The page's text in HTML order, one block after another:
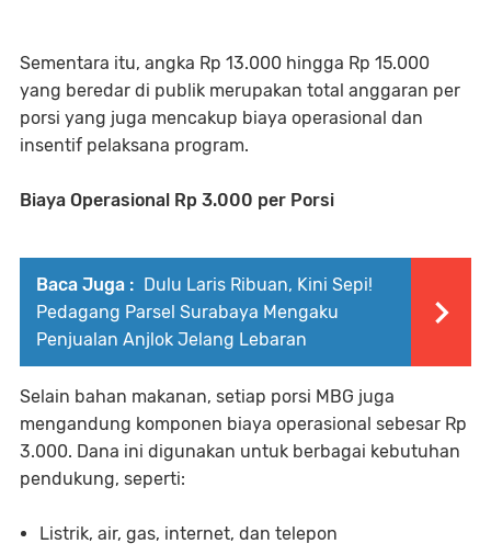
Sementara itu, angka Rp 13.000 hingga Rp 15.000
yang beredar di publik merupakan total anggaran per
porsi yang juga mencakup biaya operasional dan
insentif pelaksana program.
Biaya Operasional Rp 3.000 per Porsi
Baca Juga : Dulu Laris Ribuan, Kini Sepi!
Pedagang Parsel Surabaya Mengaku
Penjualan Anjlok Jelang Lebaran
Selain bahan makanan, setiap porsi MBG juga
mengandung komponen biaya operasional sebesar Rp
3.000. Dana ini digunakan untuk berbagai kebutuhan
pendukung, seperti:
Listrik, air, gas, internet, dan telepon